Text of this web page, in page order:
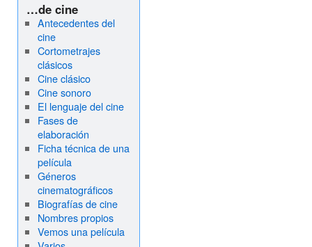
…de cine
Antecedentes del
cine
Cortometrajes
clásicos
Cine clásico
Cine sonoro
El lenguaje del cine
Fases de
elaboración
Ficha técnica de una
película
Géneros
cinematográficos
Biografías de cine
Nombres propios
Vemos una película